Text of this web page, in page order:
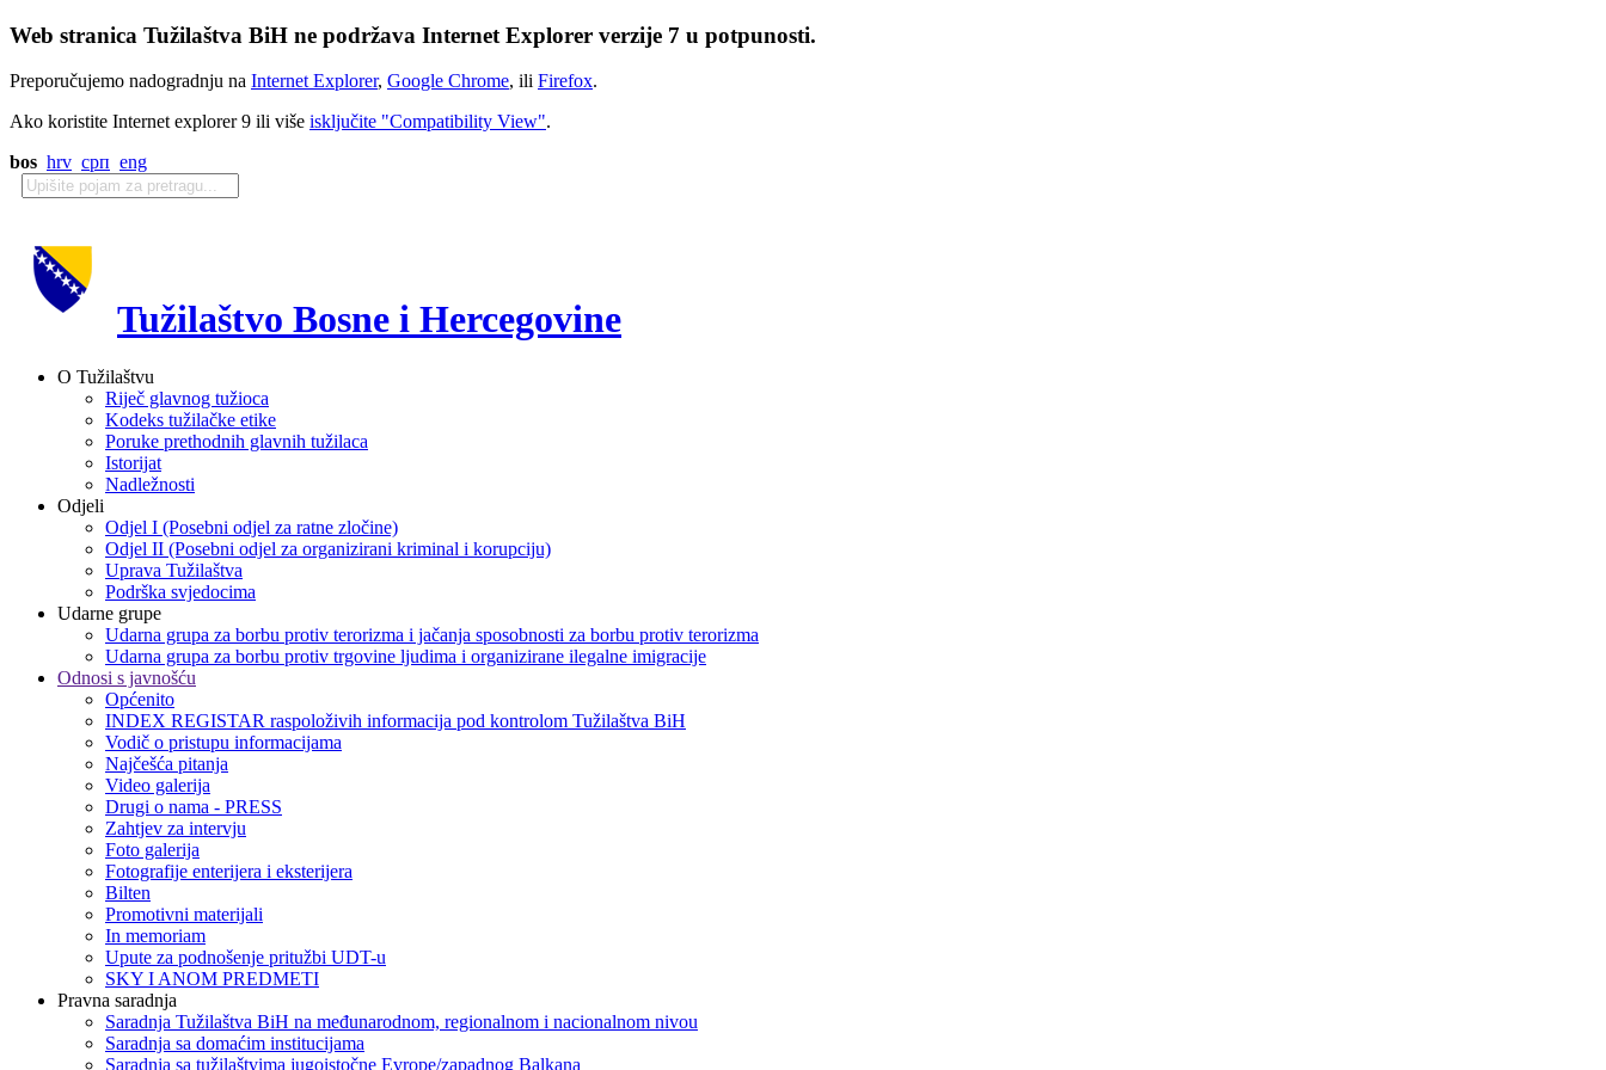
Web stranica Tužilaštva BiH ne podržava Internet Explorer verzije 7 u potpunosti.
Preporučujemo nadogradnju na Internet Explorer, Google Chrome, ili Firefox.
Ako koristite Internet explorer 9 ili više isključite "Compatibility View".
bos hrv срп eng
Tužilaštvo Bosne i Hercegovine
O Tužilaštvu
Riječ glavnog tužioca
Kodeks tužilačke etike
Poruke prethodnih glavnih tužilaca
Istorijat
Nadležnosti
Odjeli
Odjel I (Posebni odjel za ratne zločine)
Odjel II (Posebni odjel za organizirani kriminal i korupciju)
Uprava Tužilaštva
Podrška svjedocima
Udarne grupe
Udarna grupa za borbu protiv terorizma i jačanja sposobnosti za borbu protiv terorizma
Udarna grupa za borbu protiv trgovine ljudima i organizirane ilegalne imigracije
Odnosi s javnošću
Općenito
INDEX REGISTAR raspoloživih informacija pod kontrolom Tužilaštva BiH
Vodič o pristupu informacijama
Najčešća pitanja
Video galerija
Drugi o nama - PRESS
Zahtjev za intervju
Foto galerija
Fotografije enterijera i eksterijera
Bilten
Promotivni materijali
In memoriam
Upute za podnošenje pritužbi UDT-u
SKY I ANOM PREDMETI
Pravna saradnja
Saradnja Tužilaštva BiH na međunarodnom, regionalnom i nacionalnom nivou
Saradnja sa domaćim institucijama
Saradnja sa tužilaštvima jugoistočne Evrope/zapadnog Balkana